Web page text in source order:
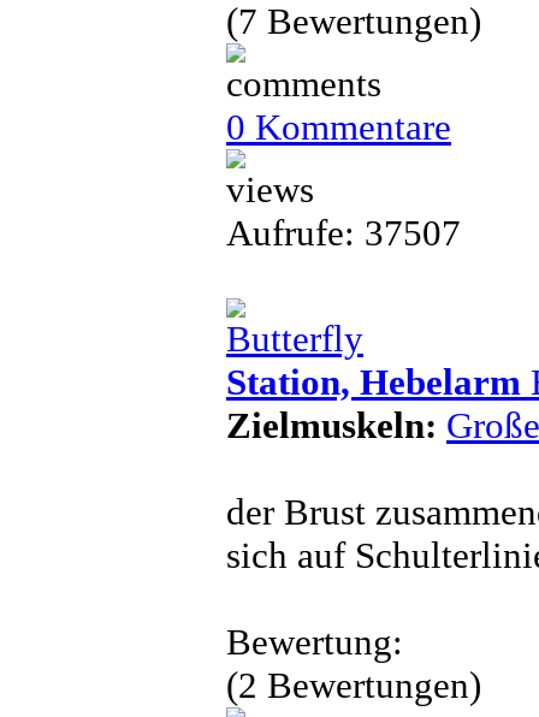
(7 Bewertungen)
0 Kommentare
Aufrufe: 37507
Station, Hebelarm
Zielmuskeln:
der Brust
sich auf
Bewertung:
(2 Bewertungen)